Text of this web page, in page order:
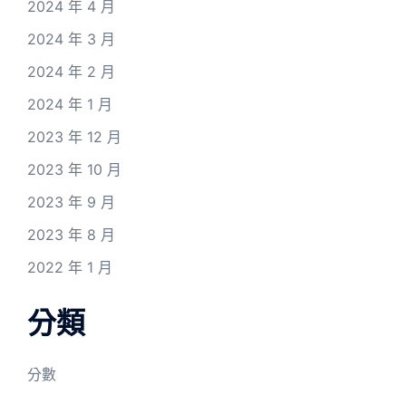
2024 年 4 月
2024 年 3 月
2024 年 2 月
2024 年 1 月
2023 年 12 月
2023 年 10 月
2023 年 9 月
2023 年 8 月
2022 年 1 月
分類
分數